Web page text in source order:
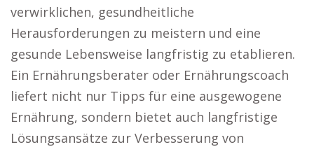
verwirklichen, gesundheitliche
Herausforderungen zu meistern und eine
gesunde Lebensweise langfristig zu etablieren.
Ein Ernährungsberater oder Ernährungscoach
liefert nicht nur Tipps für eine ausgewogene
Ernährung, sondern bietet auch langfristige
Lösungsansätze zur Verbesserung von